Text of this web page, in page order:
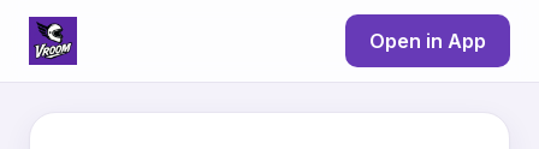
Open in App